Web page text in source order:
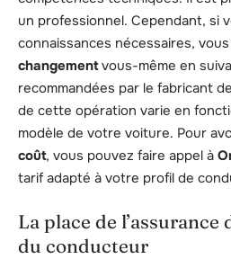
un professionnel. Cependant, si
connaissances nécessaires,
changementvous-même en
recommandées par le fabricant
de cette opération varie en
modèle de votre voiture. Pour
coût, vous pouvez faire appel à
tarif adapté à votre profil de
La place de l’assurance
du conducteur